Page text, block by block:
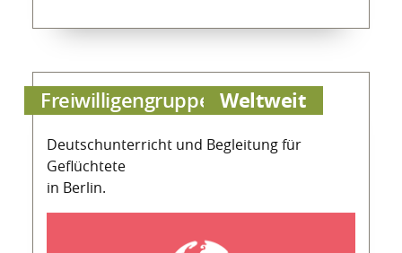
Freiwilligengruppe Weltweit
Deutschunterricht und Begleitung für
Geflüchtete
in Berlin.